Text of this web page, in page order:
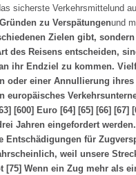
sicherste Verkehrsmittelund
zu Verspätungenund
Zielen gibt,
des Reisens entscheiden,
ihr Endziel zu kommen.
oder einer Annullierung
europäisches
[600] Euro [64] [65] [66]
Jahren eingefordert werden.
Entschädigungen für
weil unsere
[75] Wenn ein Zug mehr als